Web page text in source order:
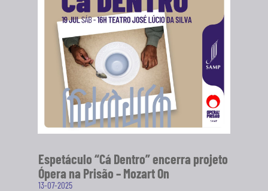
Espetáculo “Cá Dentro” encerra projeto
Ópera na Prisão – Mozart On
13-07-2025